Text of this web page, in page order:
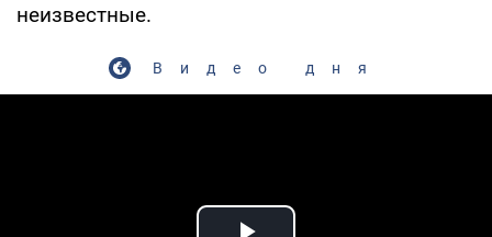
неизвестные.
Видео дня